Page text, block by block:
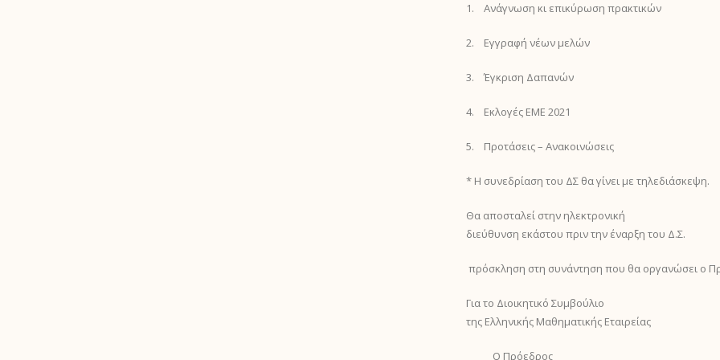
1. Ανάγνωση κι επικύρωση πρακτικών
2. Εγγραφή νέων μελών
3. Έγκριση Δαπανών
4. Εκλογές ΕΜΕ 2021
5. Προτάσεις – Ανακοινώσεις
* Η συνεδρίαση του ΔΣ θα γίνει με τηλεδιάσκεψη.
Θα αποσταλεί στην ηλεκτρονική
διεύθυνση εκάστου πριν την έναρξη του Δ.Σ.
πρόσκληση στη συνάντηση που θα οργανώσει ο
Για το Διοικητικό Συμβούλιο
της Ελληνικής Μαθηματικής Εταιρείας
Ο Πρόεδρος Ο